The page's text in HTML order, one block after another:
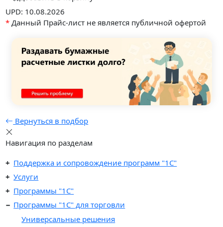
UPD: 10.08.2026
* Данный Прайс-лист не является публичной офертой
Вернуться в подбор
Навигация по разделам
Поддержка и сопровождение программ "1С"
Услуги
Программы "1С"
Программы "1C" для торговли
Универсальные решения